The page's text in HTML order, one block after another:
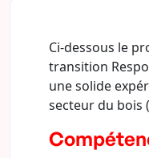
Ci-dessous le
transition
une solide
secteur du bois